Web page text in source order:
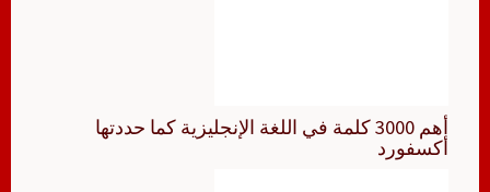
أهم 3000 كلمة في اللغة الإنجليزية كما حددتها
أكسفورد